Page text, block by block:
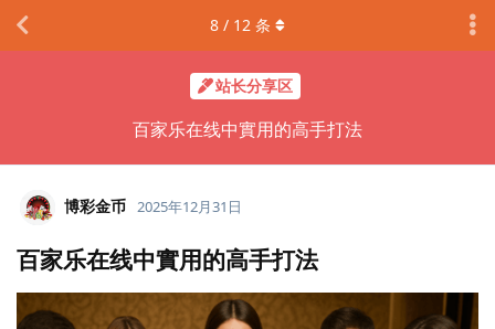
站长分享区
百家乐在线中實用的高手打法
8 / 12 条
博彩金币 2025年12月31日
百家乐在线中實用的高手打法